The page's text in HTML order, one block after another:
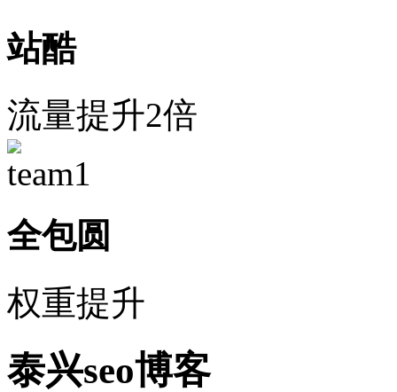
站酷
流量提升2倍
全包圆
权重提升
泰兴seo博客